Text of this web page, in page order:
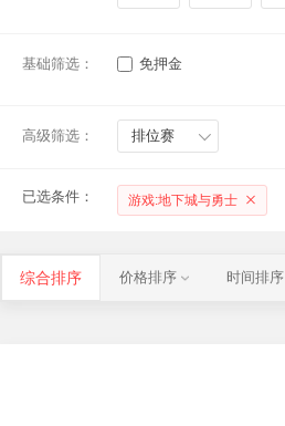
基础筛选： 免押金
高级筛选： 排位赛
已选条件： 游戏:地下城与勇士
综合排序 价格排序 时间排序